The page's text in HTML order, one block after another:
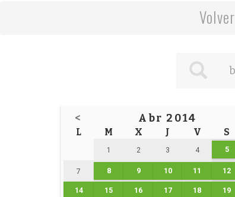
Volver
< Abr 2014
L M X J V S
1 2 3 4 5
7 8 9 10 11 12
14 15 16 17 18 19